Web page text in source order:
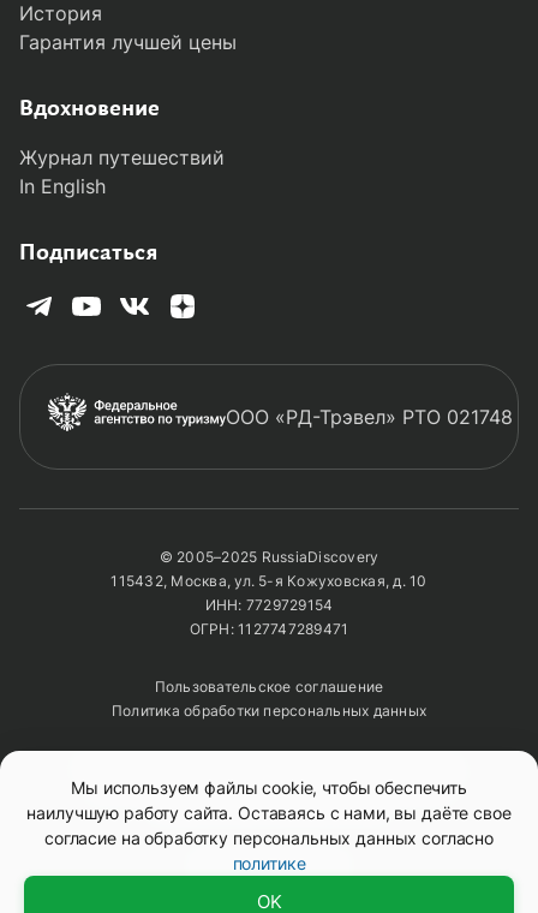
MODAL-ARRIVALS
Смотреть тур
История
Гарантия лучшей цены
Вдохновение
Журнал путешествий
In English
Подписаться
ООО «РД-Трэвел» РТО 021748
© 2005–2025 RussiaDiscovery
115432, Москва, ул. 5-я Кожуховская, д. 10
ИНН: 7729729154
ОГРН: 1127747289471
Пользовательское соглашение
Политика обработки персональных данных
текстов возможно только с указанием активной
ссылки на сайтRussiaDiscovery
Mono&Background
Мы используем файлы cookie, чтобы обеспечить
наилучшую работу сайта. Оставаясь с нами, вы даёте свое
согласие на обработку персональных данных согласно
политике
OK